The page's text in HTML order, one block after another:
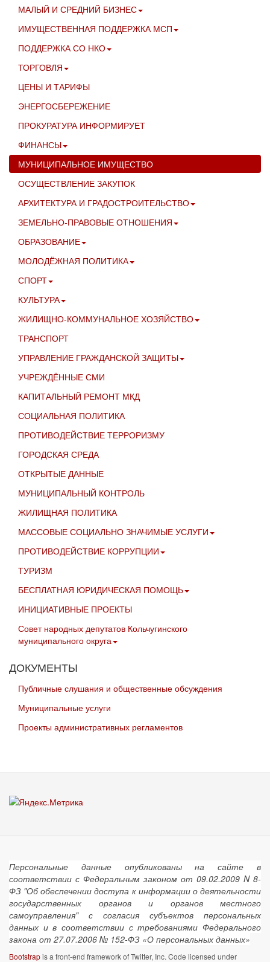
МАЛЫЙ И СРЕДНИЙ БИЗНЕС
ИМУЩЕСТВЕННАЯ ПОДДЕРЖКА МСП
ПОДДЕРЖКА СО НКО
ТОРГОВЛЯ
ЦЕНЫ И ТАРИФЫ
ЭНЕРГОСБЕРЕЖЕНИЕ
ПРОКУРАТУРА ИНФОРМИРУЕТ
ФИНАНСЫ
МУНИЦИПАЛЬНОЕ ИМУЩЕСТВО
ОСУЩЕСТВЛЕНИЕ ЗАКУПОК
АРХИТЕКТУРА И ГРАДОСТРОИТЕЛЬСТВО
ЗЕМЕЛЬНО-ПРАВОВЫЕ ОТНОШЕНИЯ
ОБРАЗОВАНИЕ
МОЛОДЁЖНАЯ ПОЛИТИКА
СПОРТ
КУЛЬТУРА
ЖИЛИЩНО-КОММУНАЛЬНОЕ ХОЗЯЙСТВО
ТРАНСПОРТ
УПРАВЛЕНИЕ ГРАЖДАНСКОЙ ЗАЩИТЫ
УЧРЕЖДЁННЫЕ СМИ
КАПИТАЛЬНЫЙ РЕМОНТ МКД
СОЦИАЛЬНАЯ ПОЛИТИКА
ПРОТИВОДЕЙСТВИЕ ТЕРРОРИЗМУ
ГОРОДСКАЯ СРЕДА
ОТКРЫТЫЕ ДАННЫЕ
МУНИЦИПАЛЬНЫЙ КОНТРОЛЬ
ЖИЛИЩНАЯ ПОЛИТИКА
МАССОВЫЕ СОЦИАЛЬНО ЗНАЧИМЫЕ УСЛУГИ
ПРОТИВОДЕЙСТВИЕ КОРРУПЦИИ
ТУРИЗМ
БЕСПЛАТНАЯ ЮРИДИЧЕСКАЯ ПОМОЩЬ
ИНИЦИАТИВНЫЕ ПРОЕКТЫ
Совет народных депутатов Кольчугинского
муниципального округа
ДОКУМЕНТЫ
Публичные слушания и общественные обсуждения
Муниципальные услуги
Проекты административных регламентов
Персональные данные опубликованы на сайте в
соответствии с Федеральным законом от 09.02.2009 N 8-
ФЗ "Об обеспечении доступа к информации о деятельности
государственных органов и органов местного
самоуправления" с согласия субъектов персональных
данных и в соответствии с требованиями Федерального
закона от 27.07.2006 № 152-ФЗ «О персональных данных»
Bootstrapis a front-end framework of Twitter, Inc. Code licensed under